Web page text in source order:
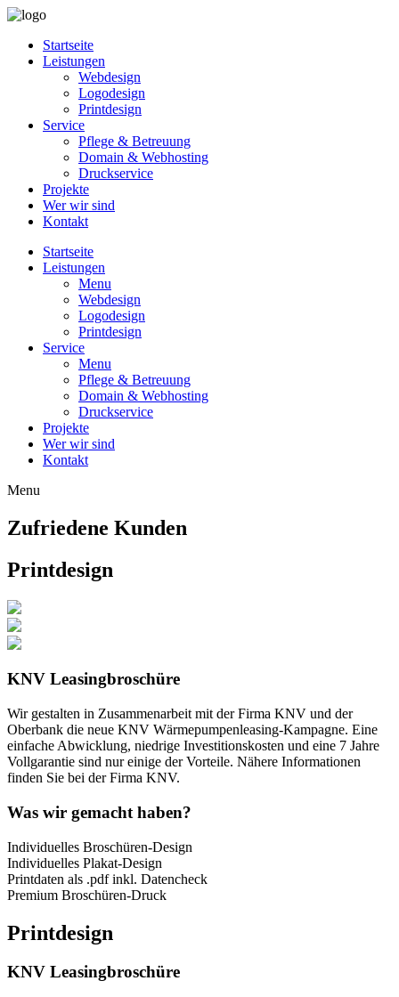
Startseite
Leistungen
Webdesign
Logodesign
Printdesign
Service
Pflege & Betreuung
Domain & Webhosting
Druckservice
Projekte
Wer wir sind
Kontakt
Startseite
Leistungen
Menu
Webdesign
Logodesign
Printdesign
Service
Menu
Pflege & Betreuung
Domain & Webhosting
Druckservice
Projekte
Wer wir sind
Kontakt
Menu
Zufriedene Kunden
Printdesign
KNV Leasingbroschüre
Wir gestalten in Zusammenarbeit mit der Firma KNV und der
Oberbank die neue KNV Wärmepumpenleasing-Kampagne. Eine
einfache Abwicklung, niedrige Investitionskosten und eine 7 Jahre
Vollgarantie sind nur einige der Vorteile. Nähere Informationen
finden Sie bei der Firma KNV.
Was wir gemacht haben?
Individuelles Broschüren-Design
Individuelles Plakat-Design
Printdaten als .pdf inkl. Datencheck
Premium Broschüren-Druck
Printdesign
KNV Leasingbroschüre